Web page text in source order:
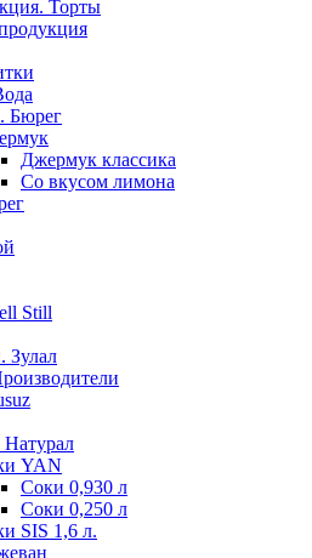
Торты
Бюрег
Джермук классика
Со вкусом лимона
Still
Зулал
YAN
Соки 0,930 л
Соки 0,250 л
SIS 1,6 л.